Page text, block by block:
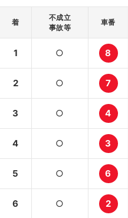
着
不成立
事故等
車番
1 ○ 8
2 ○ 7
3 ○ 4
4 ○ 3
5 ○ 6
6 ○ 2